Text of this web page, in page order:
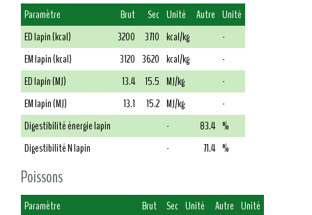
Paramètre Brut Sec Unité Autre Unité
ED lapin (kcal)
3200 3710 kcal/kg
-
EM lapin (kcal)
3120 3620 kcal/kg
-
ED lapin (MJ)
13.4 15.5 MJ/kg
-
EM lapin (MJ)
13.1 15.2 MJ/kg
-
Digestibilité énergie lapin
- 83.4 %
Digestibilité N lapin
- 71.4 %
Poissons
Paramètre Brut Sec Unité Autre Unité